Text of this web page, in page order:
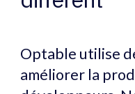
Optable utilise
améliorer la